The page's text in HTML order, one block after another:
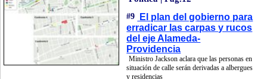
#9
El plan del gobierno para
erradicar las carpas y rucos
del eje Alameda-
Providencia
Ministro Jackson aclara que las personas en
situación de calle serán derivadas a albergues
y residencias